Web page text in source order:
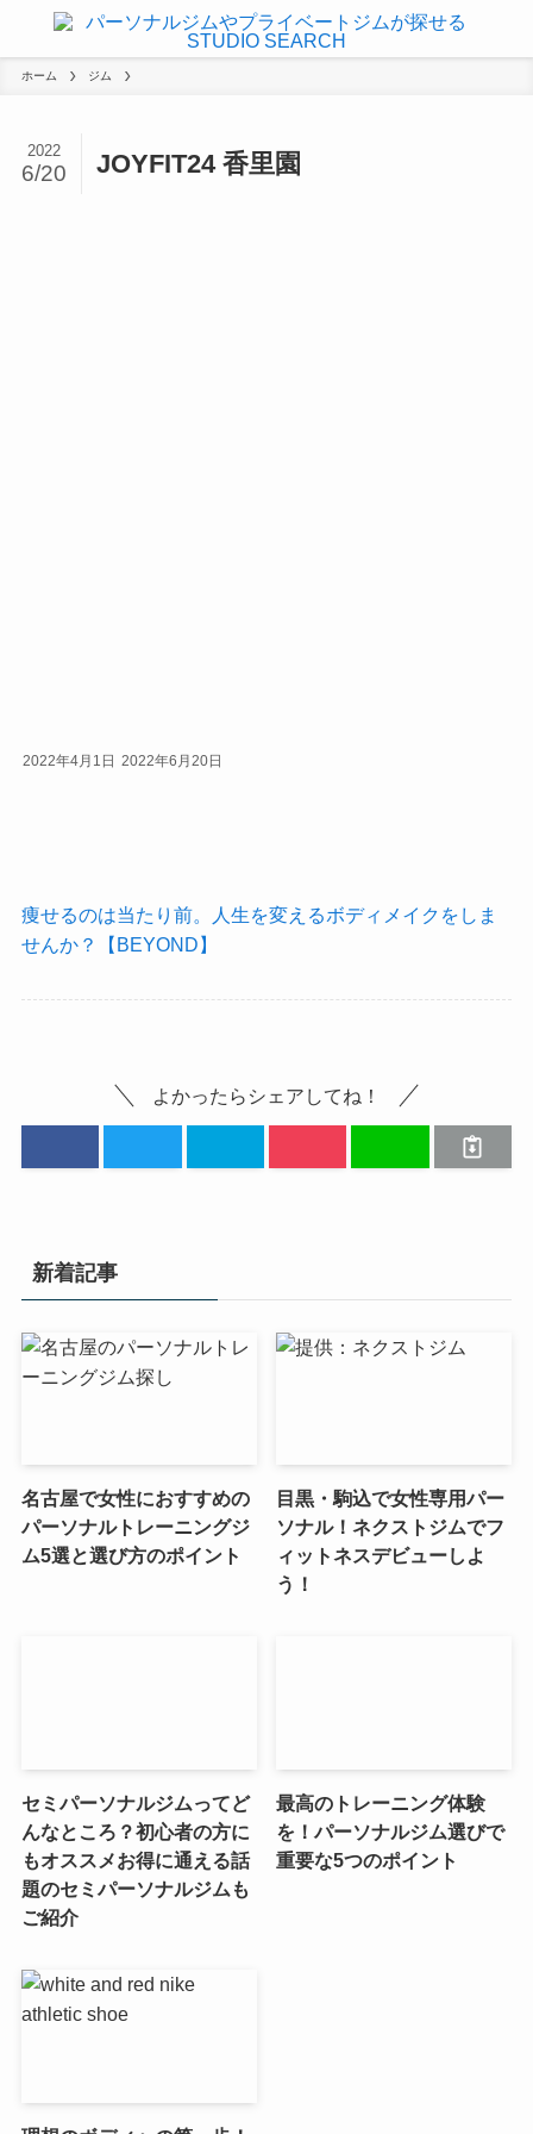
ホーム ジム
JOYFIT24 香里園
2022
6/20
2022年4月1日 2022年6月20日
痩せるのは当たり前。人生を変えるボディメイクをしま
せんか？【BEYOND】
よかったらシェアしてね！
新着記事
名古屋で女性におすすめの
パーソナルトレーニングジ
ム5選と選び方のポイント
目黒・駒込で女性専用パー
ソナル！ネクストジムでフ
ィットネスデビューしよ
う！
セミパーソナルジムってど
んなところ？初心者の方に
もオススメお得に通える話
題のセミパーソナルジムも
ご紹介
最高のトレーニング体験
を！パーソナルジム選びで
重要な5つのポイント